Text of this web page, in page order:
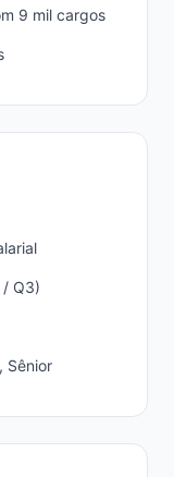
9 mil cargos
/ Q3)
Sênior